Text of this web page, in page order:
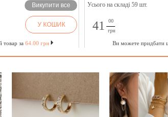
Викупити все
У КОШИК
за 64.00 грн
Усього на складі 59 шт.
41
00
грн
Ви можете придбати